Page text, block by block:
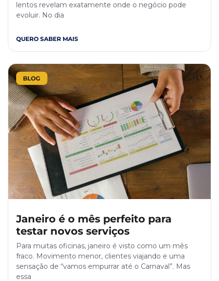
lentos revelam exatamente onde o negócio pode
evoluir. No dia
QUERO SABER MAIS
BLOG
Janeiro é o mês perfeito para
testar novos serviços
Para muitas oficinas, janeiro é visto como um mês
fraco. Movimento menor, clientes viajando e uma
sensação de “vamos empurrar até o Carnaval”. Mas
essa